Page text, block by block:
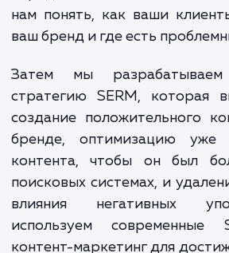
Наши специалисты в
репутацией в интернете
проверенные методы и
защиты и улучшения
цифровом
анализа текущего
сети, включая
определение их
нам понять, как ваши
ваш бренд и где есть